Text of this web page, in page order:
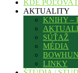
KDE POĽOVAŤ
AKTUALITY
KNIHY –
SÚŤAŽ
MÉDIA
LINKY